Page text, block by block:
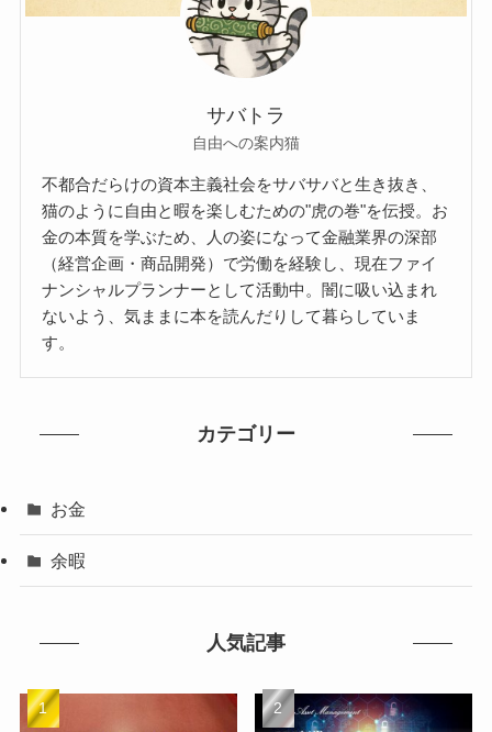
サバトラ
自由への案内猫
不都合だらけの資本主義社会をサバサバと生き抜き、
猫のように自由と暇を楽しむための"虎の巻"を伝授。お
金の本質を学ぶため、人の姿になって金融業界の深部
（経営企画・商品開発）で労働を経験し、現在ファイ
ナンシャルプランナーとして活動中。闇に吸い込まれ
ないよう、気ままに本を読んだりして暮らしていま
す。
カテゴリー
お金
余暇
人気記事